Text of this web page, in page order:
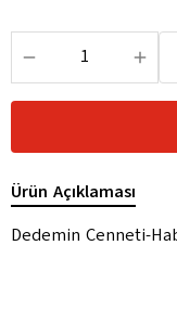
Ürün Açıklaması
Dedemin Cenneti-